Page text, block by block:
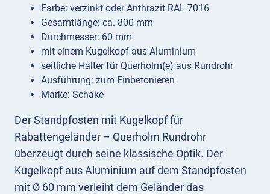
Der Standpfosten mit Kugelkopf für
Rabattengeländer – Querholm Rundrohr
überzeugt durch seine klassische Optik. Der
Kugelkopf aus Aluminium auf dem Standpfosten
mit Ø 60 mm verleiht dem Geländer das
Farbe: verzinkt oder Anthrazit RAL 7016
Gesamtlänge: ca. 800 mm
Durchmesser: 60 mm
mit einem Kugelkopf aus Aluminium
seitliche Halter für Querholm(e) aus Rundrohr
Ausführung: zum Einbetonieren
Marke: Schake